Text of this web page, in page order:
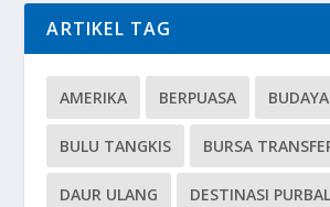
ARTIKEL TAG
AMERIKA BERPUASA
BULU TANGKIS BURSA
DAUR ULANG DESTINASI